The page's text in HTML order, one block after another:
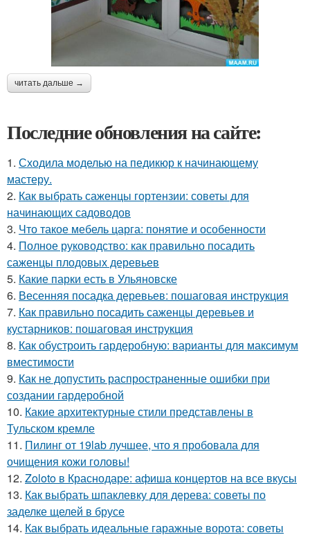
читать дальше →
Последние обновления на сайте:
1. Сходила моделью на педикюр к начинающему
мастеру.
2. Как выбрать саженцы гортензии: советы для
начинающих садоводов
3. Что такое мебель царга: понятие и особенности
4. Полное руководство: как правильно посадить
саженцы плодовых деревьев
5. Какие парки есть в Ульяновске
6. Весенняя посадка деревьев: пошаговая инструкция
7. Как правильно посадить саженцы деревьев и
кустарников: пошаговая инструкция
8. Как обустроить гардеробную: варианты для максимум
вместимости
9. Как не допустить распространенные ошибки при
создании гардеробной
10. Какие архитектурные стили представлены в
Тульском кремле
11. Пилинг от 19lab лучшее, что я пробовала для
очищения кожи головы!
12. Zoloto в Краснодаре: афиша концертов на все вкусы
13. Как выбрать шпаклевку для дерева: советы по
заделке щелей в брусе
14. Как выбрать идеальные гаражные ворота: советы